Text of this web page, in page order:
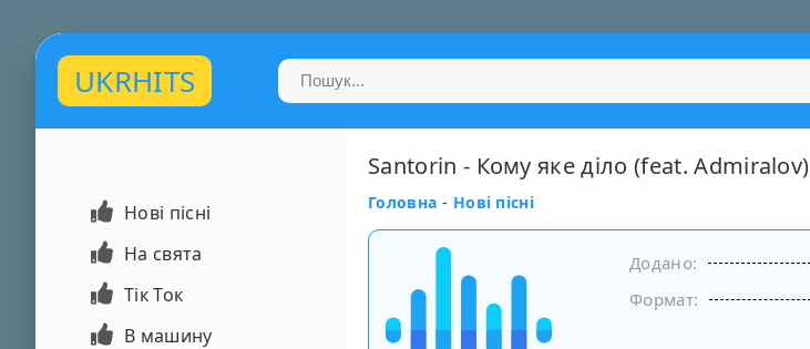
UKRHITS
Нові пісні
На свята
Тік Ток
В машину
Santorin - Кому яке діло (feat. Admiralov)
Головна - Нові пісні
Додано:
Формат: